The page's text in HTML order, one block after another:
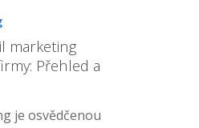
marketing
Přehled a
je osvědčenou